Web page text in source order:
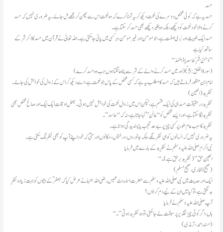
حسد
حسد یہ ہے کہ کوئی شخص دوسرے کی نعمت دیکھ کر یہ تمنا کرے کہ وہ نعمت اس سے چھن کر مجھے مل جائے۔ یہ ضروری نہیں کہ حسد
کرنے والا خود نعمت کو دیکھے، بلکہ وہ بغیر دیکھے بھی حسد کرسکتا ہے۔
حسد ایک خبیث اور بُری صفت ہے، جو مومن اور غیر مومن، ہر کسی میں پائی جا سکتی ہے۔ اللہ تعالیٰ نے قرآن میں حسد کا ذکر شر کے
ساتھ کیا ہے
“وَمِنْ شَرِّ حَاسِدٍ إِذَا حَسَدَ”
(اور میں حسد کرنے والے کے شر سے پناہ مانگتا ہوں جب وہ حسد کرے) (سورۃ الفلق: 5)
امام ابن منظور فرماتے ہیں کہ حسد کا مطلب یہ ہے کہ کسی شخص کے پاس جو نعمت ہے، اسے دیکھ کر اس کے زوال کی خواہش کی جائے۔
نظرِ بد (العین)
نظرِ بد درحقیقت حسد ہی کی ایک قسم ہے، لیکن اس میں زوالِ نعمت کی خواہش نہیں ہوتی۔ بعض اوقات ایک نیک اور صالح شخص بھی
نظرِ بد لگا سکتا ہے، اور ایسے شخص کو “عائن” کہا جاتا ہے، نہ کہ “حاسد”۔
نظرِ بد کا سبب عام طور پر کسی چیز پر بے حد تعجب یا پسندیدگی ہوتا ہے۔
یہ ضروری نہیں کہ انسانوں کو ہی نظر لگے، بلکہ جانوروں، درختوں، مکانوں اور حتیٰ کہ خود اپنے آپ کو بھی نظر لگ سکتی ہے۔
نبی اکرم صلی اللہ علیہ وسلم نے نظرِ بد کے بارے میں فرمایا
“العین حق” (نظرِ بد برحق ہے)۔
(صحیح البخاری، صحیح مسلم)
ایک اور حدیث میں نبی صلی اللہ علیہ وسلم سے حضرت اسماء بنت عمیس رضی اللہ عنہا نے عرض کیا کہ جعفرؓ کے بیٹوں کو بہت زیادہ نظرِ
بد لگتی ہے، تو کیا میں ان کے لیے دم کراؤں؟
آپ صلی اللہ علیہ وسلم نے فرمایا
“ہاں، اگر کوئی چیز تقدیر پر سبقت لے جا سکتی، تو وہ نظرِ بد ہوتی”۔
(مسند احمد، ترمذی)